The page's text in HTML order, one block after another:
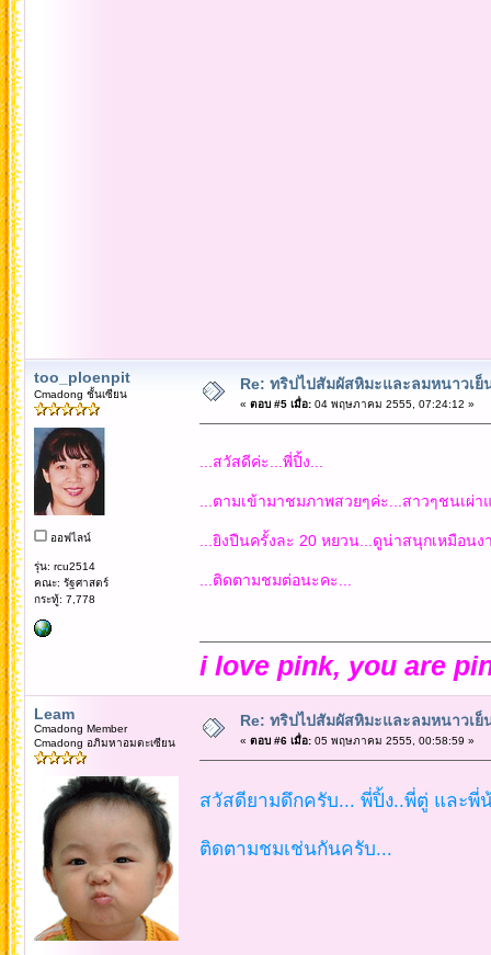
too_ploenpit
Cmadong ชั้นเซียน
ออฟไลน์
รุ่น: rcu2514
คณะ: รัฐศาสตร์
กระทู้: 7,778
Re: ทริปไปสัมผัสหิมะและลมหนาวเย็
« ตอบ #5 เมื่อ:04 พฤษภาคม 2555, 07:24:12 »
...สวัสดีค่ะ...พี่ปิ้ง...
...ตามเข้ามาชมภาพสวยๆค่ะ...สาวๆชนเผ่
...ยิงปืนครั้งละ 20 หยวน...ดูน่าสนุกเหมือน
...ติดตามชมต่อนะคะ...
i love pink, you are
Leam
Cmadong Member
Cmadong อภิมหาอมตะเซียน
Re: ทริปไปสัมผัสหิมะและลมหนาวเย็
« ตอบ #6 เมื่อ:05 พฤษภาคม 2555, 00:58:59 »
สวัสดียามดึกครับ... พี่ปิ้ง..พี่ตู่ และพี่
ติดตามชมเช่นกันครับ...